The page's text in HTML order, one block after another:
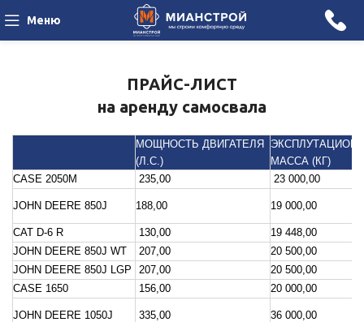
Меню
ПРАЙС-ЛИСТ
на аренду самосвала
МОЩНОСТЬ ДВИГАТЕЛЯ
(Л.С.)
МАССА (КГ)
CASE 2050М
235,00 23 000,00
JOHN DEERE 850J 188,00 19 000,00
CAT D-6 R 130,00
19 448,00
JOHN DEERE 850J WT
207,00
20 500,00
JOHN DEERE 850J LGP
207,00
20 500,00
CASE 1650
156,00 20 000,00
JOHN DEERE 1050J 335,00 36 000,00